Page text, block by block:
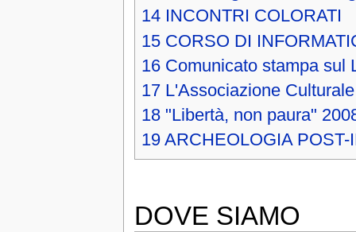
14 INCONTRI COLORATI
15 CORSO DI
16 Comunicato stampa sul
17 L'Associazione
18 "Libertà, non paura"
19 ARCHEOLOGIA
DOVE SIAMO